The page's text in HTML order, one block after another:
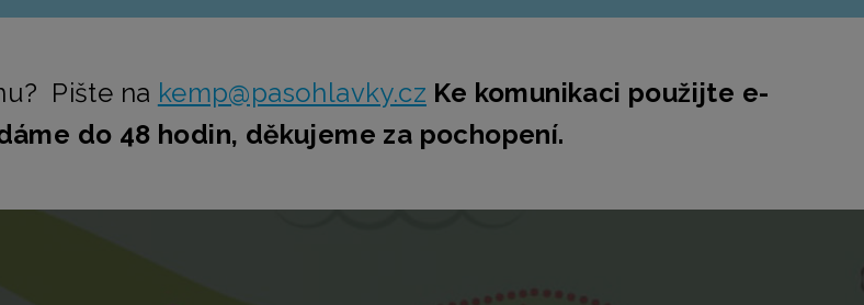
Pište na kemp@pasohlavky.cz Ke komunikaci použijte e-
do 48 hodin, děkujeme za pochopení.